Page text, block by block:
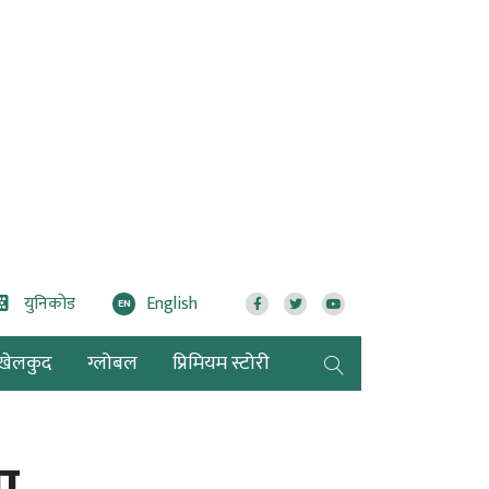
युनिकोड EN English
ग्लोबल प्रिमियम स्टोरी